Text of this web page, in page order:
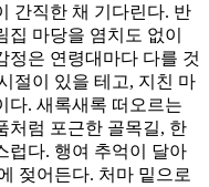
간직한 채 기다린다. 반
마당을 염치도 없이
정은 연령대마다 다를 것
절이 있을 테고, 지친 마
다. 새록새록 떠오르는
처럼 포근한 골목길, 한
럽다. 행여 추억이 달아
젖어든다. 처마 밑으로